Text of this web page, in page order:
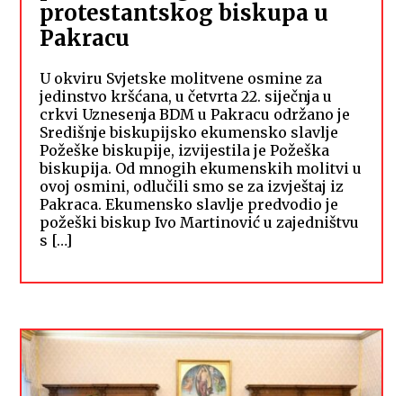
protestantskog biskupa u
Pakracu
U okviru Svjetske molitvene osmine za
jedinstvo kršćana, u četvrta 22. siječnja u
crkvi Uznesenja BDM u Pakracu održano je
Središnje biskupijsko ekumensko slavlje
Požeške biskupije, izvijestila je Požeška
biskupija. Od mnogih ekumenskih molitvi u
ovoj osmini, odlučili smo se za izvještaj iz
Pakraca. Ekumensko slavlje predvodio je
požeški biskup Ivo Martinović u zajedništvu
s […]